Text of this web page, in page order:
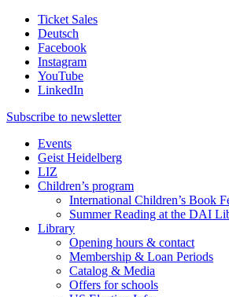
Ticket Sales
Deutsch
Facebook
Instagram
YouTube
LinkedIn
Subscribe to newsletter
Events
Geist Heidelberg
LIZ
Children’s program
International Children’s Book
Summer Reading at the DAI
Library
Opening hours & contact
Membership & Loan Periods
Catalog & Media
Offers for schools